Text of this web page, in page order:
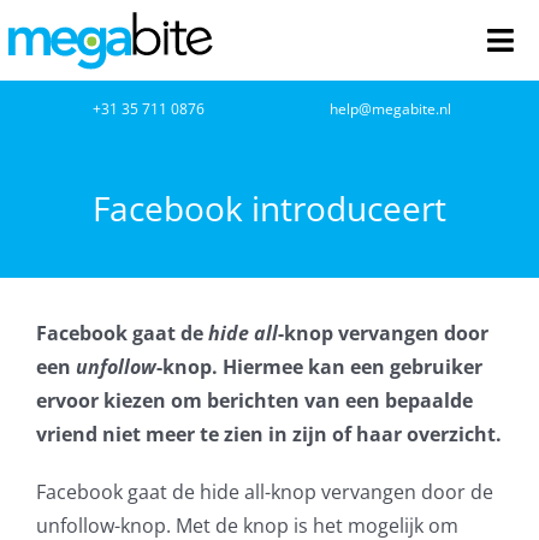
naar
inhoud
Cloud Computing
VOIP
Microsoft NCE
+31 35 711 0876 help@megabite.nl
Facebook introduceert
Facebook gaat dehide all-knop vervangen door
een unfollow-knop. Hiermee kan een gebruiker
ervoor kiezen om berichten van een bepaalde
vriend niet meer te zien in zijn of haar overzicht.
Facebook gaat de hide all-knop vervangen door de
unfollow-knop. Met de knop is het mogelijk om